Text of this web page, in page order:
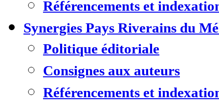
Référencements et
Synergies Pays Riverains du
Politique éditoriale
Consignes aux auteurs
Référencements et